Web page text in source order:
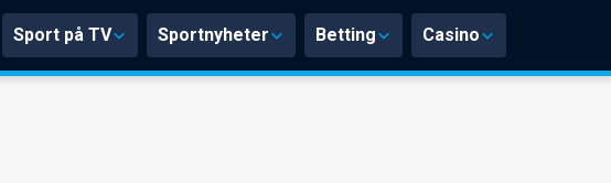
Sport på TV Sportnyheter Betting Casino